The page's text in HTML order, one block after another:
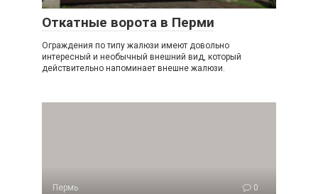
Откатные ворота в Перми
Ограждения по типу жалюзи имеют довольно
интересный и необычный внешний вид, который
действительно напоминает внешне жалюзи.
Пермь 0